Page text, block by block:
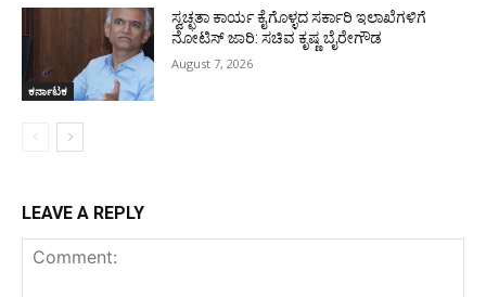
ಕರ್ನಾಟಕ
ಸ್ವಚ್ಛತಾ ಕಾರ್ಯ ಕೈಗೊಳ್ಳದ ಸರ್ಕಾರಿ ಇಲಾಖೆಗಳಿಗೆ
ನೋಟಿಸ್ ಜಾರಿ: ಸಚಿವ ಕೃಷ್ಣ ಬೈರೇಗೌಡ
August 7, 2026
LEAVE A REPLY